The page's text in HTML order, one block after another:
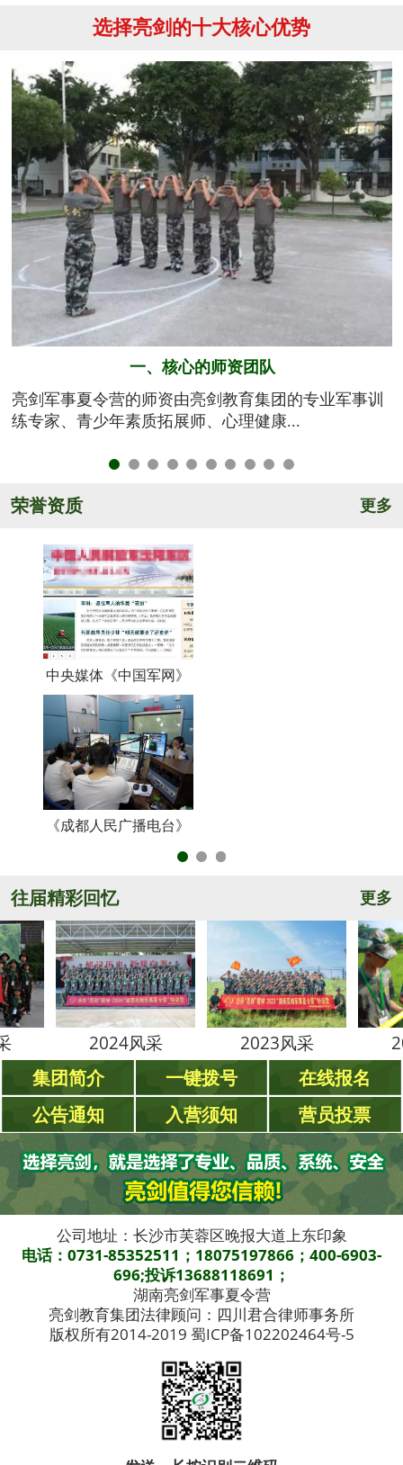
选择亮剑的十大核心优势
一、核心的师资团队
亮剑军事夏令营的师资由亮剑教育集团的专业军事训
练专家、青少年素质拓展师、心理健康...
荣誉资质 更多
中央媒体《中国军网》
《成都人民广播电台》
往届精彩回忆 更多
集团简介 一键拨号
在线报名
公告通知
入营须知 营员投票
公司地址：长沙市芙蓉区晚报大道上东印象
电话：0731-85352511；18075197866；400-6903-
696;投诉13688118691；
湖南亮剑军事夏令营
亮剑教育集团法律顾问：四川君合律师事务所
版权所有2014-2019 蜀ICP备102202464号-5